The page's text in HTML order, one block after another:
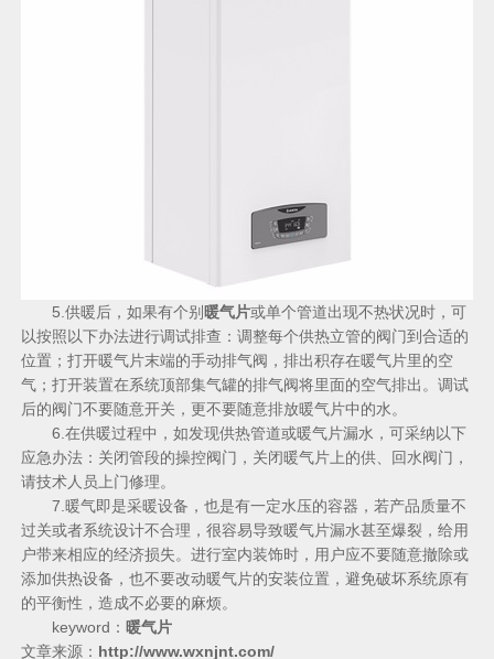
5.供暖后，如果有个别 暖气片或单个管道出现不热状况时，可
以按照以下办法进行调试排查：调整每个供热立管的阀门到合适的
位置；打开暖气片末端的手动排气阀，排出积存在暖气片里的空
气；打开装置在系统顶部集气罐的排气阀将里面的空气排出。调试
后的阀门不要随意开关，更不要随意排放暖气片中的水。
6.在供暖过程中，如发现供热管道或暖气片漏水，可采纳以下
应急办法：关闭管段的操控阀门，关闭暖气片上的供、回水阀门，
请技术人员上门修理。
7.暖气即是采暖设备，也是有一定水压的容器，若产品质量不
过关或者系统设计不合理，很容易导致暖气片漏水甚至爆裂，给用
户带来相应的经济损失。进行室内装饰时，用户应不要随意撤除或
添加供热设备，也不要改动暖气片的安装位置，避免破坏系统原有
的平衡性，造成不必要的麻烦。
keyword： 暖气片
文章来源： http://www.wxnjnt.com/